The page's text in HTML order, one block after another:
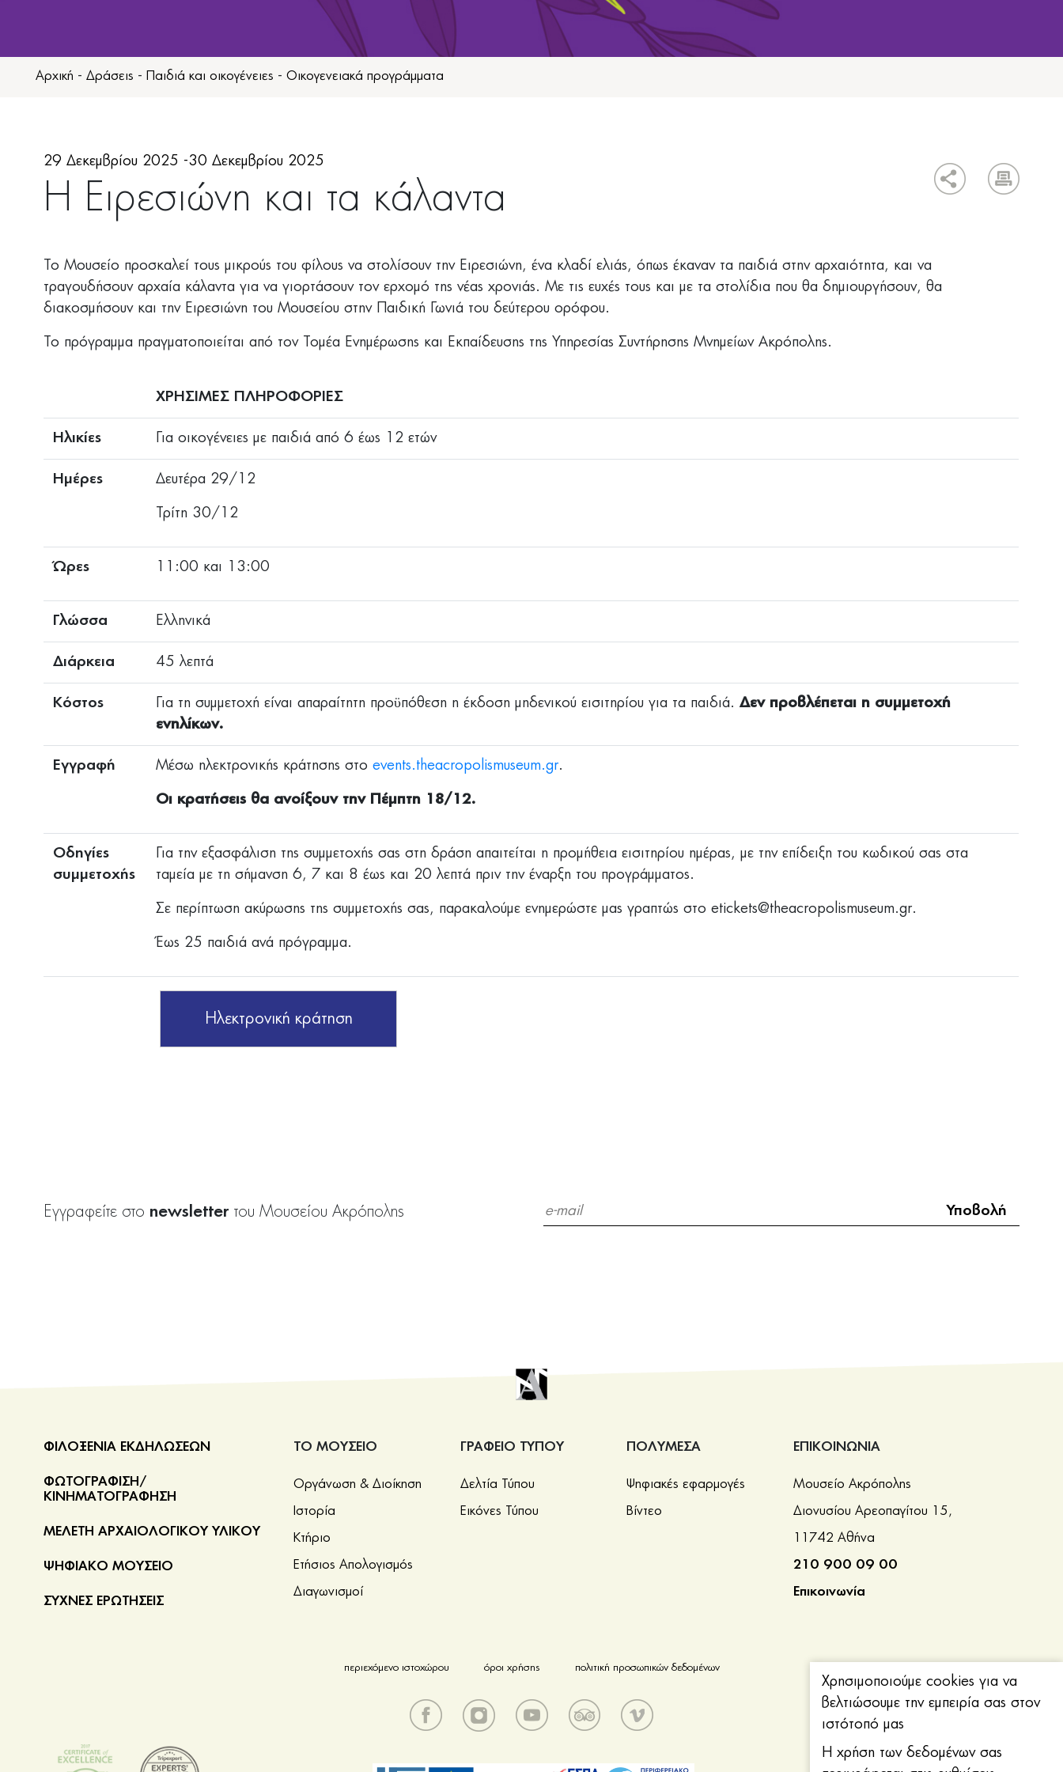
Αρχική - Δράσεις - Παιδιά και οικογένειες - Οικογενειακά προγράμματα
29 Δεκεμβρίου 2025 -30 Δεκεμβρίου 2025
Η Ειρεσιώνη και τα κάλαντα
Το Μουσείο προσκαλεί τους μικρούς του φίλους να στολίσουν την Ειρεσιώνη, ένα κλαδί ελιάς, όπως έκαναν τα παιδιά στην αρχαιότητα, και να
τραγουδήσουν αρχαία κάλαντα για να γιορτάσουν τον ερχομό της νέας χρονιάς. Με τις ευχές τους και με τα στολίδια που θα δημιουργήσουν, θα
διακοσμήσουν και την Ειρεσιώνη του Μουσείου στην Παιδική Γωνιά του δεύτερου ορόφου.
Το πρόγραμμα πραγματοποιείται από τον Τομέα Ενημέρωσης και Εκπαίδευσης της Υπηρεσίας Συντήρησης Μνημείων Ακρόπολης.
ΧΡΗΣΙΜΕΣ ΠΛΗΡΟΦΟΡΙΕΣ
Ηλικίες Για οικογένειες με παιδιά από 6 έως 12 ετών
Ημέρες Δευτέρα 29/12
Τρίτη 30/12
Ώρες 11:00 και 13:00
Γλώσσα Ελληνικά
Διάρκεια 45 λεπτά
Κόστος Για τη συμμετοχή είναι απαραίτητη προϋπόθεση η έκδοση μηδενικού εισιτηρίου για τα παιδιά.Δεν προβλέπεται η συμμετοχή
ενηλίκων.
Εγγραφή Mέσω ηλεκτρονικής κράτησης στο events.theacropolismuseum.gr.
Οι κρατήσεις θα ανοίξουν την Πέμπτη 18/12.
Οδηγίες
συμμετοχής
Για την εξασφάλιση της συμμετοχής σας στη δράση απαιτείται η προμήθεια εισιτηρίου ημέρας, με την επίδειξη του κωδικού σας στα
ταμεία με τη σήμανση 6, 7 και 8 έως και 20 λεπτά πριν την έναρξη του προγράμματος.
Σε περίπτωση ακύρωσης της συμμετοχής σας, παρακαλούμε ενημερώστε μας γραπτώς στοetickets@theacropolismuseum.gr.
Έως 25 παιδιά ανά πρόγραμμα.
Ηλεκτρονική κράτηση
Εγγραφείτε στο newsletter του Μουσείου Ακρόπολης
ΦΙΛΟΞΕΝΙΑ ΕΚΔΗΛΩΣΕΩΝ
ΦΩΤΟΓΡΑΦΙΣΗ/
ΚΙΝΗΜΑΤΟΓΡΑΦΗΣΗ
ΜΕΛΕΤΗ ΑΡΧΑΙΟΛΟΓΙΚΟΥ ΥΛΙΚΟΥ
ΨΗΦΙΑΚΟ ΜΟΥΣΕΙΟ
ΣΥΧΝΕΣ ΕΡΩΤΗΣΕΙΣ
ΤΟ ΜΟΥΣΕΙΟ
Οργάνωση & Διοίκηση
Ιστορία
Κτήριο
Ετήσιος Απολογισμός
Διαγωνισμοί
ΓΡΑΦΕΙΟ ΤΥΠΟΥ
Δελτία Τύπου
Εικόνες Τύπου
ΠΟΛΥΜΕΣΑ
Ψηφιακές εφαρμογές
Βίντεο
ΕΠΙΚΟΙΝΩΝΙΑ
Μουσείο Ακρόπολης
Διονυσίου Αρεοπαγίτου 15,
11742 Αθήνα
210 900 09 00
Επικοινωνία
περιεχόμενο ιστοχώρου όροι χρήσης πολιτική προσωπικών δεδομένων
Χρησιμοποιούμε cookies για να
βελτιώσουμε την εμπειρία σας στον
ιστότοπό μας
Η χρήση των δεδομένων σας